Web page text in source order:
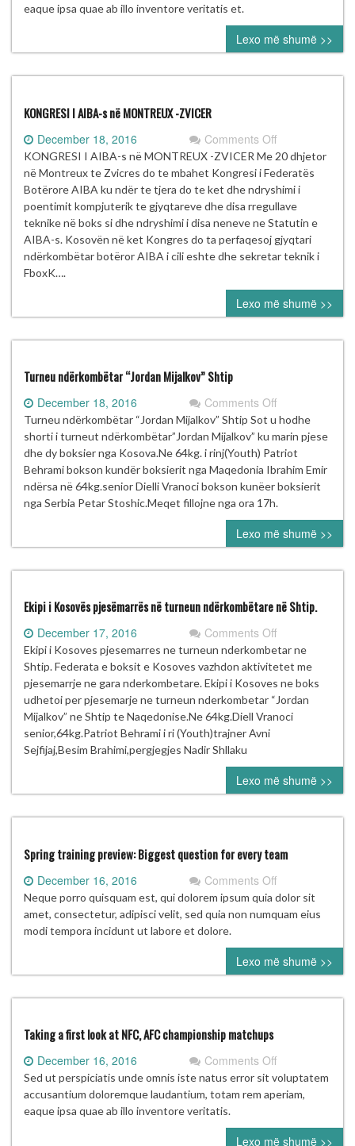
Man
United
wins
the
eaque ipsa quae ab illo inventore veritatis et.
Lexo më shumë >>
KONGRESI I AIBA-s në MONTREUX -ZVICER
December 18, 2016 Comments Offon
KONGRESI
I
AIBA-
s
në
MONTREUX
-
KONGRESI I AIBA-s në MONTREUX -ZVICER Me 20 dhjetor
në Montreux te Zvicres do te mbahet Kongresi i Federatës
Botërore AIBA ku ndër te tjera do te ket dhe ndryshimi i
poentimit kompjuterik te gjyqtareve dhe disa rregullave
teknike në boks si dhe ndryshimi i disa neneve ne Statutin e
AIBA-s. Kosovën në ket Kongres do ta perfaqesoj gjyqtari
ndërkombëtar botëror AIBA i cili eshte dhe sekretar teknik i
FboxK….
Lexo më shumë >>
Turneu ndërkombëtar “Jordan Mijalkov” Shtip
December 18, 2016 Comments Offon
Turneu
ndërkombëtar
“Jordan
Mijalkov”
Shtip
Turneu ndërkombëtar “Jordan Mijalkov” Shtip Sot u hodhe
shorti i turneut ndërkombëtar”Jordan Mijalkov” ku marin pjese
dhe dy boksier nga Kosova.Ne 64kg. i rinj(Youth) Patriot
Behrami bokson kundër boksierit nga Maqedonia Ibrahim Emir
ndërsa në 64kg.senior Dielli Vranoci bokson kunëer boksierit
nga Serbia Petar Stoshic.Meqet fillojne nga ora 17h.
Lexo më shumë >>
Ekipi i Kosovës pjesëmarrës në turneun ndërkombëtare në Shtip.
December 17, 2016 Comments Offon
Ekipi
i
Kosovës
pjesëmarrës
në
në
Shtip.
Ekipi i Kosoves pjesemarres ne turneun nderkombetar ne
Shtip. Federata e boksit e Kosoves vazhdon aktivitetet me
pjesemarrje ne gara nderkombetare. Ekipi i Kosoves ne boks
udhetoi per pjesemarje ne turneun nderkombetar “Jordan
Mijalkov” ne Shtip te Naqedonise.Ne 64kg.Diell Vranoci
senior,64kg.Patriot Behrami i ri (Youth)trajner Avni
Sejfijaj,Besim Brahimi,pergjegjes Nadir Shllaku
Lexo më shumë >>
Spring training preview: Biggest question for every team
December 16, 2016 Comments Offon
Spring
training
Biggest
question
for
every
Neque porro quisquam est, qui dolorem ipsum quia dolor sit
amet, consectetur, adipisci velit, sed quia non numquam eius
modi tempora incidunt ut labore et dolore.
Lexo më shumë >>
Taking a first look at NFC, AFC championship matchups
December 16, 2016 Comments Offon
Taking
a
look
at
Sed ut perspiciatis unde omnis iste natus error sit voluptatem
accusantium doloremque laudantium, totam rem aperiam,
eaque ipsa quae ab illo inventore veritatis.
Lexo më shumë >>